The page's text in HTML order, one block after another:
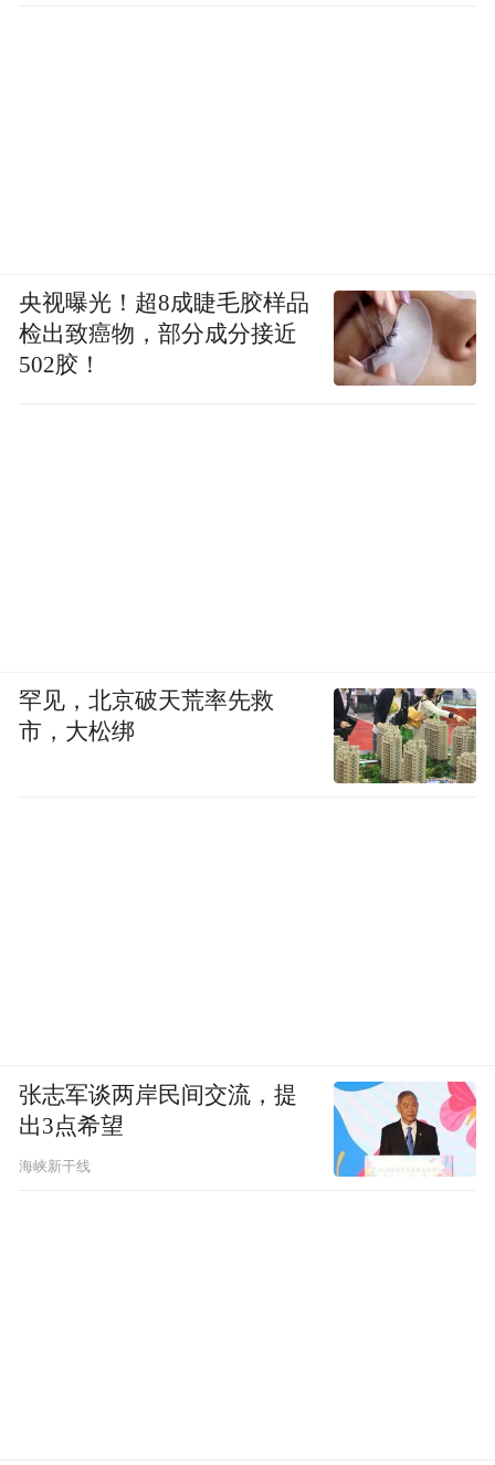
央视曝光！超8成睫毛胶样品
检出致癌物，部分成分接近
502胶！
罕见，北京破天荒率先救
市，大松绑
张志军谈两岸民间交流，提
出3点希望
海峡新干线